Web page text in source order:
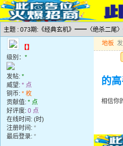
主题 : 073期:《经典玄机》━━〈绝杀二尾
【】
级别： *
发帖: *
威望: * 点
铜币: * 枚
贡献值: * 点
好评度: 0 点
在线时间: (时)
注册时间: *
最后登录: *
地板
的
相信你